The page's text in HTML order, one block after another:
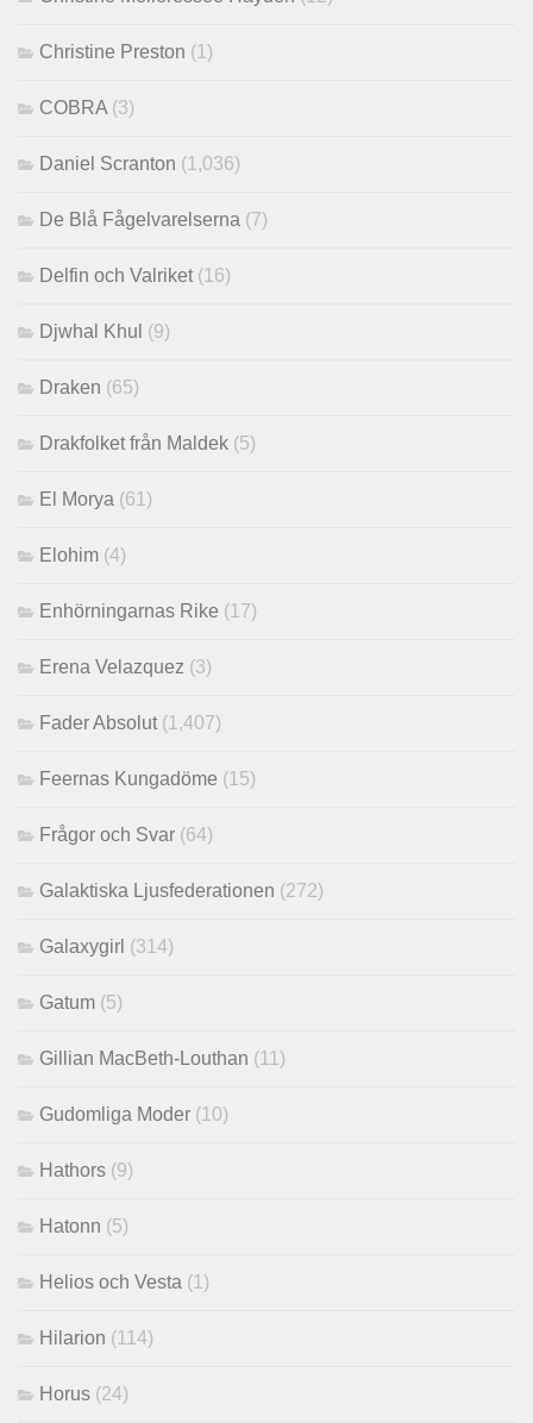
Christine Preston (1)
COBRA (3)
Daniel Scranton (1,036)
De Blå Fågelvarelserna (7)
Delfin och Valriket (16)
Djwhal Khul (9)
Draken (65)
Drakfolket från Maldek (5)
El Morya (61)
Elohim (4)
Enhörningarnas Rike (17)
Erena Velazquez (3)
Fader Absolut (1,407)
Feernas Kungadöme (15)
Frågor och Svar (64)
Galaktiska Ljusfederationen (272)
Galaxygirl (314)
Gatum (5)
Gillian MacBeth-Louthan (11)
Gudomliga Moder (10)
Hathors (9)
Hatonn (5)
Helios och Vesta (1)
Hilarion (114)
Horus (24)